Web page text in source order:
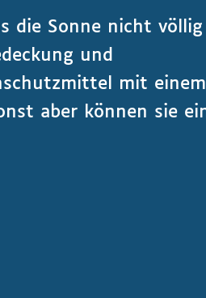
die Sonne nicht völlig
und
mit einem
aber können sie